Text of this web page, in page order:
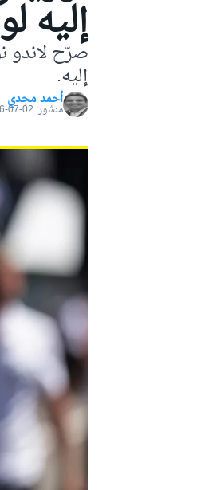
موتو جي بي
فورمولا إي
إليه
صرّح لاندو
إليه.
أحمد مجدي
منشور: 02-07-2026